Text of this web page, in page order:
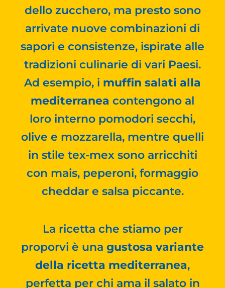
dello zucchero, ma presto sono
arrivate nuove combinazioni di
sapori e consistenze, ispirate alle
tradizioni culinarie di vari Paesi.
Ad esempio, i muffin salati alla
mediterranea contengono al
loro interno pomodori secchi,
olive e mozzarella, mentre quelli
in stile tex-mex sono arricchiti
con mais, peperoni, formaggio
cheddar e salsa piccante.
La ricetta che stiamo per
proporvi è una gustosa variante
della ricetta mediterranea,
perfetta per chi ama il salato in